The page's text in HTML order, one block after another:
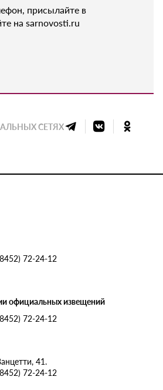
присылайте в
на sarnovosti.ru
СЕТЯХ
72-24-12
официальных извещений
72-24-12
41.
72-24-12